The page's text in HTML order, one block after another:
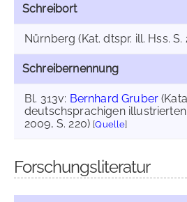
Schreibort
Nürnberg (Kat. dtspr. ill. Hss. S.
Schreibernennung
Bl. 313v: Bernhard Gruber
deutschsprachigen
2009, S. 220) [Quelle]
Forschungsliteratur